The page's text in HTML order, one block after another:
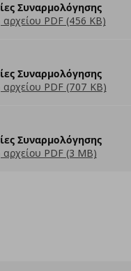
Συναρμολόγησης
PDF (456 KB)
Συναρμολόγησης
PDF (707 KB)
Συναρμολόγησης
PDF (3 MB)